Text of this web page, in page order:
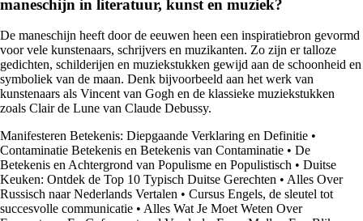
maneschijn in literatuur, kunst en muziek?
De maneschijn heeft door de eeuwen heen een inspiratiebron gevormd
voor vele kunstenaars, schrijvers en muzikanten. Zo zijn er talloze
gedichten, schilderijen en muziekstukken gewijd aan de schoonheid en
symboliek van de maan. Denk bijvoorbeeld aan het werk van
kunstenaars als Vincent van Gogh en de klassieke muziekstukken
zoals Clair de Lune van Claude Debussy.
Manifesteren Betekenis: Diepgaande Verklaring en Definitie •
Contaminatie Betekenis en Betekenis van Contaminatie • De
Betekenis en Achtergrond van Populisme en Populistisch • Duitse
Keuken: Ontdek de Top 10 Typisch Duitse Gerechten • Alles Over
Russisch naar Nederlands Vertalen • Cursus Engels, de sleutel tot
succesvolle communicatie • Alles Wat Je Moet Weten Over